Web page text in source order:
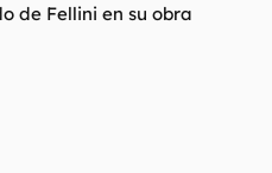
de Fellini en su obra